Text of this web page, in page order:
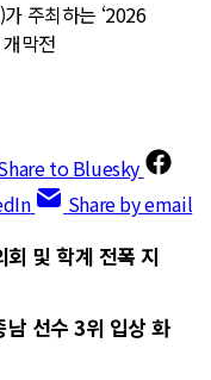
주최하는 ‘2026
막전
to Bluesky
Share by email
및 학계 전폭 지
남 선수 3위 입상 화